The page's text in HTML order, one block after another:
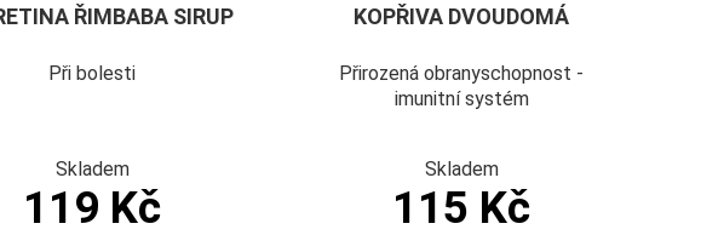
ŘIMBABA SIRUP
Při bolesti
Skladem
119 Kč
KOPŘIVA DVOUDOMÁ
Přirozená obranyschopnost -
imunitní systém
Skladem
115 Kč